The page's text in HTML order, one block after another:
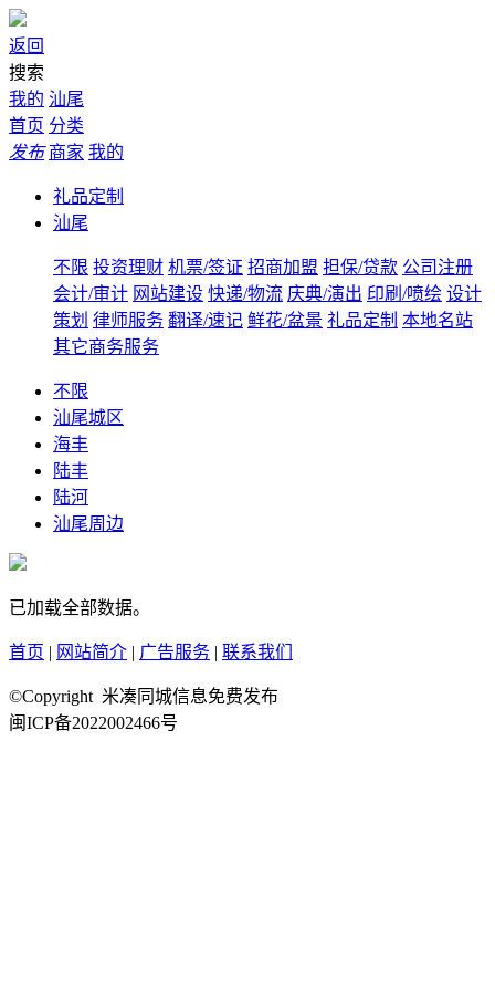
返回
搜索
我的 汕尾
首页 分类
发布 商家 我的
礼品定制
汕尾
不限 投资理财 机票/签证 招商加盟 担保/贷款 公司注册
会计/审计 网站建设 快递/物流 庆典/演出 印刷/喷绘 设计
策划 律师服务 翻译/速记 鲜花/盆景 礼品定制 本地名站
其它商务服务
不限
汕尾城区
海丰
陆丰
陆河
汕尾周边
已加载全部数据。
首页 | 网站简介 | 广告服务 | 联系我们
©Copyright 米凑同城信息免费发布
闽ICP备2022002466号